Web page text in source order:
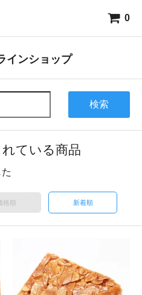
0
インショップ
検索
れている商品
格順 新着順